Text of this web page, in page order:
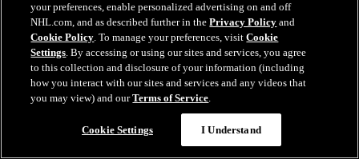
your preferences, enable personalized advertising on and off
NHL.com, and as described further in thePrivacy Policy and
Cookie Policy. To manage your preferences, visitCookie
Settings. By accessing or using our sites and services, you agree
to this collection and disclosure of your information (including
how you interact with our sites and services and any videos that
you may view) and ourTerms of Service.
Cookie Settings I Understand